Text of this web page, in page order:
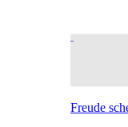
Freude